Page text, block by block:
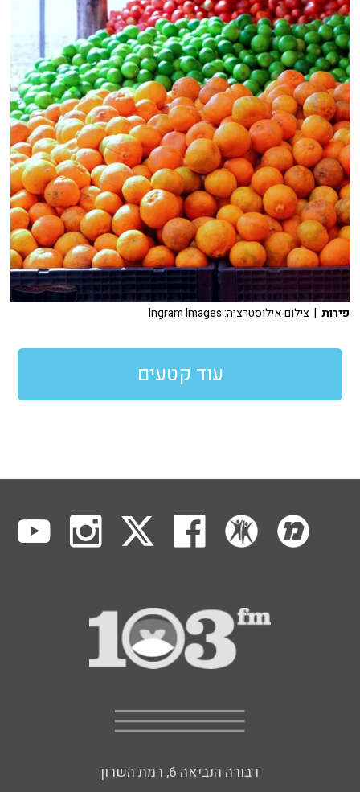
פירות | צילום אילוסטרציה: Ingram Images
עוד קטעים
דבורה הנביאה 6, רמת השרון